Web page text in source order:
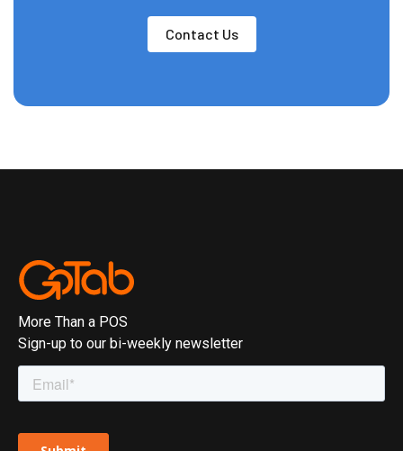
Contact Us
More Than a POS
Sign-up to our bi-weekly newsletter